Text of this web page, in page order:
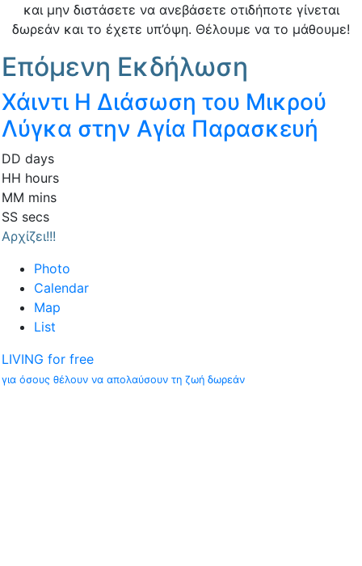
και μην διστάσετε να ανεβάσετε οτιδήποτε γίνεται
δωρεάν και το έχετε υπ’όψη. Θέλουμε να το μάθουμε!
Επόμενη Εκδήλωση
Χάιντι Η Διάσωση του Μικρού
Λύγκα στην Αγία Παρασκευή
DD days
HH hours
MM mins
SS secs
Αρχίζει!!!
Photo
Calendar
Map
List
LIVING for free
για όσους θέλουν να απολαύσουν τη ζωή δωρεάν